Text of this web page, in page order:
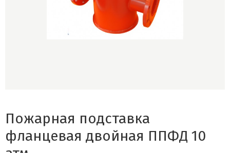
Пожарная подставка
фланцевая двойная ППФД 10